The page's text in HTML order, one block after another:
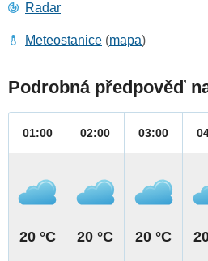
Radar
Meteostanice (mapa)
Podrobná předpověď
01:00
20 °C
02:00
20 °C
03:00
20 °C